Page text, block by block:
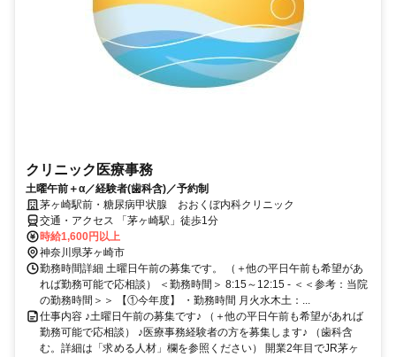
クリニック医療事務
土曜午前＋α／経験者(歯科含)／予約制
茅ヶ崎駅前・糖尿病甲状腺 おおくぼ内科クリニック
交通・アクセス 「茅ヶ崎駅」徒歩1分
時給1,600円以上
神奈川県茅ヶ崎市
勤務時間詳細 土曜日午前の募集です。 （＋他の平日午前も希望があ
れば勤務可能で応相談） ＜勤務時間＞ 8:15～12:15 - ＜＜参考：当院
の勤務時間＞＞ 【①今年度】 ・勤務時間 月火水木土：...
仕事内容 ♪土曜日午前の募集です♪ （＋他の平日午前も希望があれば
勤務可能で応相談） ♪医療事務経験者の方を募集します♪ （歯科含
む。詳細は「求める人材」欄を参照ください） 開業2年目でJR茅ヶ